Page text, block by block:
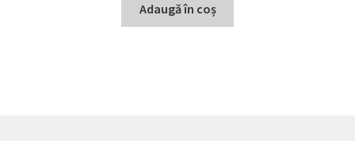
Adaugă în coș